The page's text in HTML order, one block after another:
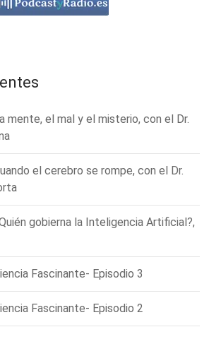
mente, el mal y el misterio, con el Dr.
el cerebro se rompe, con el Dr.
gobierna la Inteligencia Artificial?,
Fascinante- Episodio 3
Fascinante- Episodio 2